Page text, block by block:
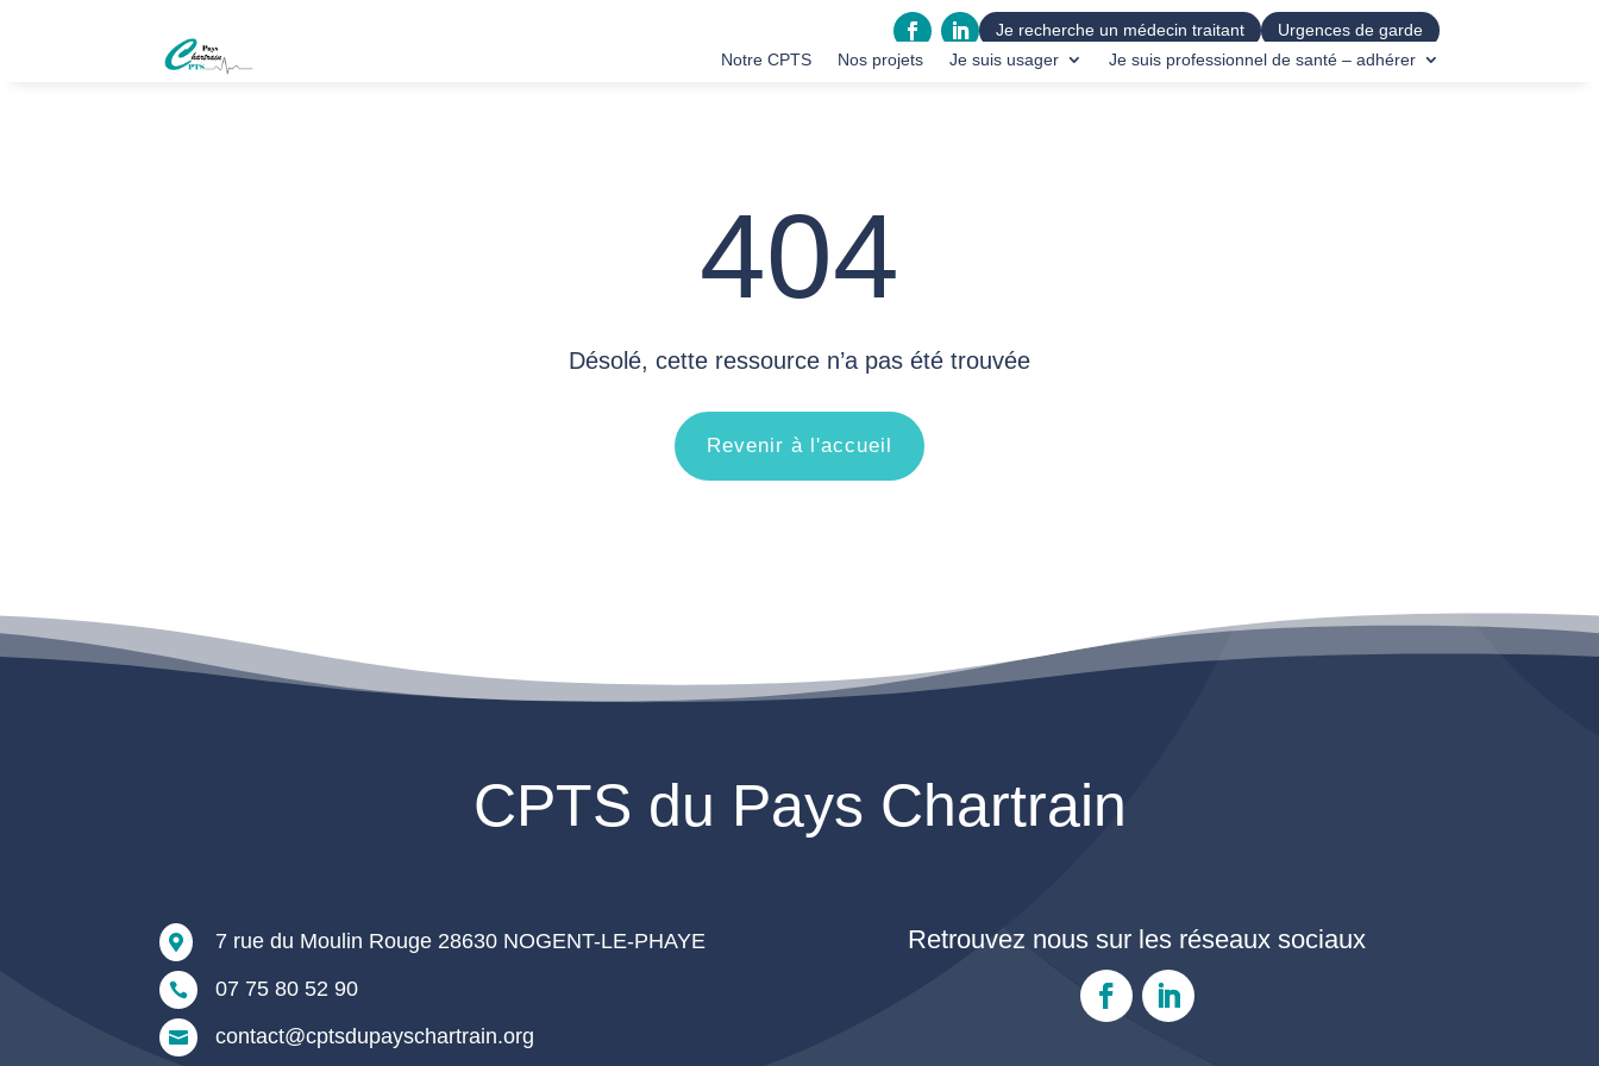
Je recherche un médecin traitant
Urgences de garde
Notre CPTS
Nos projets Je suis usager Je suis professionnel de santé – adhérer
404
Désolé, cette ressource n’a pas été trouvée
Revenir à l'accueil
CPTS du Pays Chartrain
 7 rue du Moulin Rouge 28630 NOGENT-LE-PHAYE
 07 75 80 52 90
 contact@cptsdupayschartrain.org
Retrouvez nous sur les réseaux sociaux